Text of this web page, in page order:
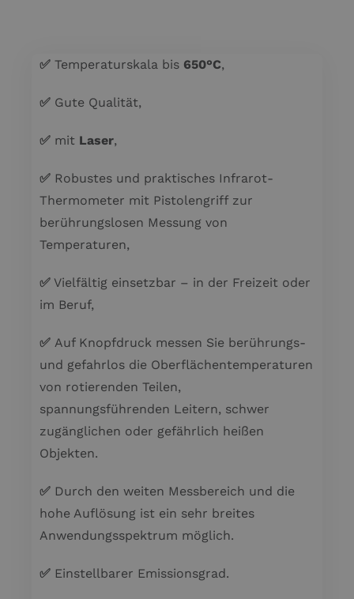
✅Temperaturskala bis 650°C,
✅Gute Qualität,
✅mit Laser,
✅ Robustes und praktisches Infrarot-
Thermometer mit Pistolengriff zur
berührungslosen Messung von
Temperaturen,
✅Vielfältig einsetzbar – in der Freizeit oder
im Beruf,
✅ Auf Knopfdruck messen Sie berührungs-
und gefahrlos die Oberflächentemperaturen
von rotierenden Teilen,
spannungsführenden Leitern, schwer
zugänglichen oder gefährlich heißen
Objekten.
✅Durch den weiten Messbereich und die
hohe Auflösung ist ein sehr breites
Anwendungsspektrum möglich.
✅Einstellbarer Emissionsgrad.